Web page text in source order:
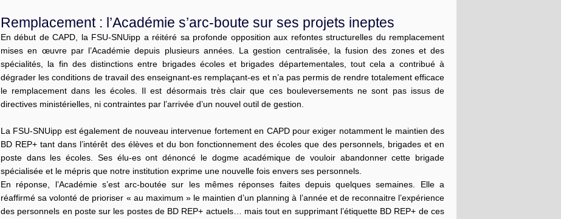
Remplacement : l’Académie s’arc-boute sur ses projets ineptes
En début de CAPD, la FSU-SNUipp a réitéré sa profonde opposition aux refontes structurelles du remplacement
mises en œuvre par l’Académie depuis plusieurs années. La gestion centralisée, la fusion des zones et des
spécialités, la fin des distinctions entre brigades écoles et brigades départementales, tout cela a contribué à
dégrader les conditions de travail des enseignant-es remplaçant-es et n’a pas permis de rendre totalement efficace
le remplacement dans les écoles. Il est désormais très clair que ces bouleversements ne sont pas issus de
directives ministérielles, ni contraintes par l’arrivée d’un nouvel outil de gestion.
La FSU-SNUipp est également de nouveau intervenue fortement en CAPD pour exiger notamment le maintien des
BD REP+ tant dans l’intérêt des élèves et du bon fonctionnement des écoles que des personnels, brigades et en
poste dans les écoles. Ses élu-es ont dénoncé le dogme académique de vouloir abandonner cette brigade
spécialisée et le mépris que notre institution exprime une nouvelle fois envers ses personnels.
En réponse, l’Académie s’est arc-boutée sur les mêmes réponses faites depuis quelques semaines. Elle a
réaffirmé sa volonté de prioriser « au maximum » le maintien d’un planning à l’année et de reconnaitre l’expérience
des personnels en poste sur les postes de BD REP+ actuels… mais tout en supprimant l’étiquette BD REP+ de ces